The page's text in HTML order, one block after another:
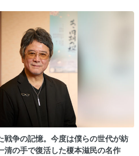
戦争の記憶。今度は僕らの世代が紡
の手で復活した榎本滋民の名作